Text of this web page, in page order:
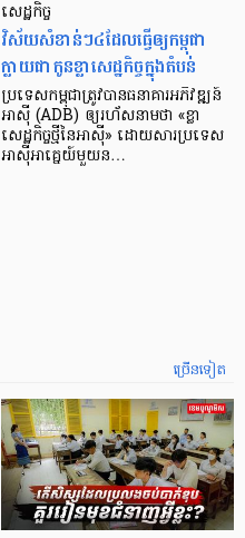
សេដ្ឋកិច្ច​
វិស័យ​សំខាន់ៗ​៤​ដែល​ធ្វើ​ឲ្យ​កម្ពុជា​
ក្លាយ​ជា​កូន​ខ្លា​សេដ្ឋកិច្ច​ក្នុង​តំបន់
ប្រទេស​កម្ពុជា​ត្រូវ​បាន​ធនាគារ​អភិវឌ្ឍន៍​
អាស៊ី (ADB) ឲ្យ​រហ័ស​នាមថា «ខ្លា​
សេដ្ឋកិច្ច​ថ្មី​នៃ​អាស៊ី» ដោយសារ​ប្រទេស​
អាស៊ី​អាគ្នេយ៍​មួយ​ន…
ច្រើនទៀត